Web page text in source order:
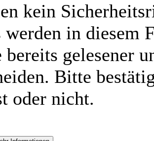
kein
werden in diesem
gelesener
Bitte
oder nicht.